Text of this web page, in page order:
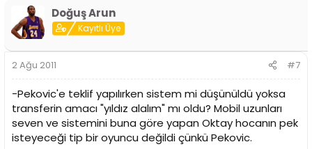
Doğuş Arun
Kayıtlı Üye
2 Ağu 2011 #7
-Pekovic'e teklif yapılırken sistem mi düşünüldü yoksa
transferin amacı "yıldız alalım" mı oldu? Mobil uzunları
seven ve sistemini buna göre yapan Oktay hocanın pek
isteyeceği tip bir oyuncu değildi çünkü Pekovic.